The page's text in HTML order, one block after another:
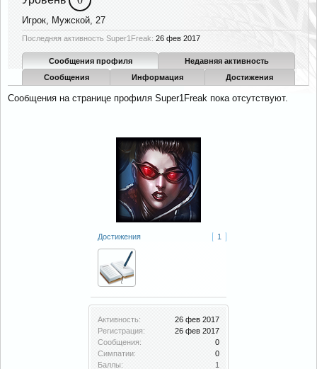
Достижения 1
Активность:
26 фев 2017
Регистрация:
26 фев 2017
Сообщения:
0
Симпатии:
0
Баллы:
1
Игрок, Мужской, 27
Последняя активность Super1Freak: 26 фев 2017
Сообщения профиля
Недавняя активность
Сообщения
Информация Достижения
Сообщения на странице профиля Super1Freak пока отсутствуют.